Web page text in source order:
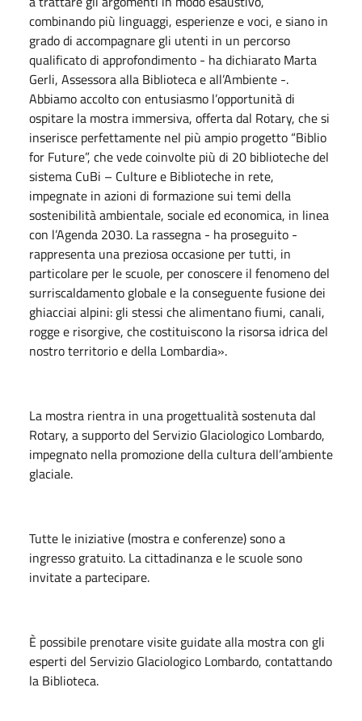
combinando più linguaggi, esperienze e voci, e siano in
grado di accompagnare gli utenti in un percorso
qualificato di approfondimento - ha dichiarato Marta
Gerli, Assessora alla Biblioteca e all’Ambiente -.
Abbiamo accolto con entusiasmo l’opportunità di
ospitare la mostra immersiva, offerta dal Rotary, che si
inserisce perfettamente nel più ampio progetto “Biblio
for Future”, che vede coinvolte più di 20 biblioteche del
sistema CuBi – Culture e Biblioteche in rete,
impegnate in azioni di formazione sui temi della
sostenibilità ambientale, sociale ed economica, in linea
con l’Agenda 2030. La rassegna - ha proseguito -
rappresenta una preziosa occasione per tutti, in
particolare per le scuole, per conoscere il fenomeno del
surriscaldamento globale e la conseguente fusione dei
ghiacciai alpini: gli stessi che alimentano fiumi, canali,
rogge e risorgive, che costituiscono la risorsa idrica del
nostro territorio e della Lombardia».
La mostra rientra in una progettualità sostenuta dal
Rotary, a supporto del Servizio Glaciologico Lombardo,
impegnato nella promozione della cultura dell’ambiente
glaciale.
Tutte le iniziative (mostra e conferenze) sono a
ingresso gratuito. La cittadinanza e le scuole sono
invitate a partecipare.
È possibile prenotare visite guidate alla mostra con gli
esperti del Servizio Glaciologico Lombardo, contattando
la Biblioteca.